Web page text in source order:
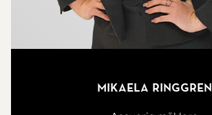
Mikaela Ringgren